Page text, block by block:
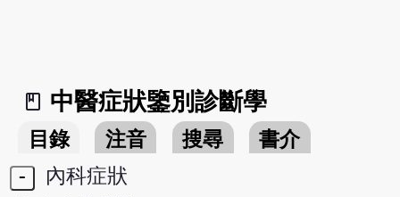
book_2
中醫症狀鑒別診斷學
目錄 注音 搜尋
書介
-
內科症狀